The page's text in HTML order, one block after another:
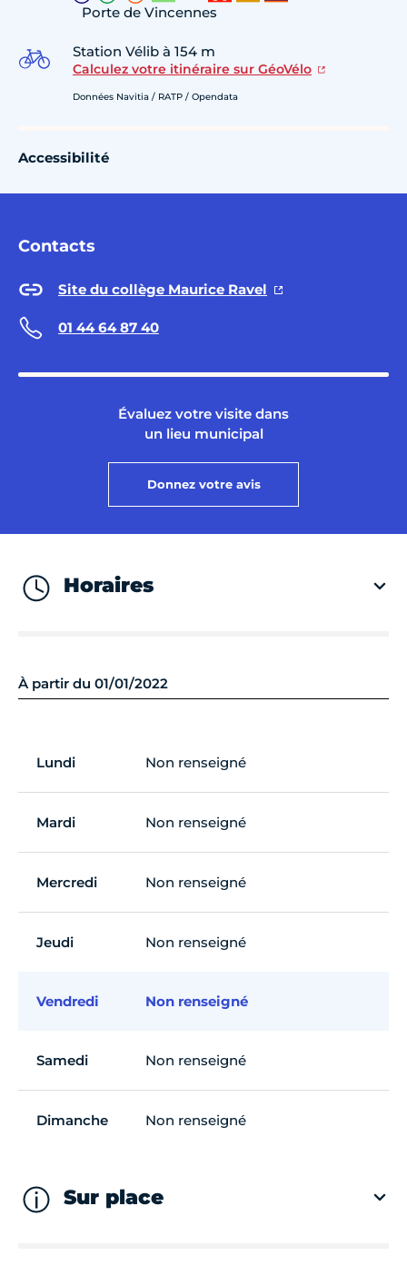
Porte de Vincennes
Station Vélib à 154 m
Calculez votre itinéraire sur GéoVélo
Données Navitia / RATP / Opendata
Accessibilité
Contacts
Site du collège Maurice Ravel
01 44 64 87 40
Évaluez votre visite dans
un lieu municipal
Donnez votre avis
Horaires
À partir du 01/01/2022
Lundi Non renseigné
Mardi Non renseigné
Mercredi Non renseigné
Jeudi Non renseigné
Vendredi Non renseigné
Samedi Non renseigné
Dimanche Non renseigné
Sur place